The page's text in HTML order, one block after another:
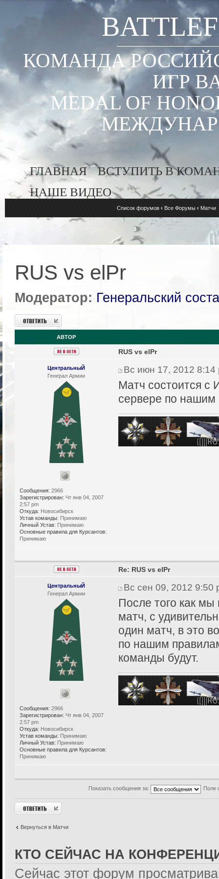
КОМАНДА
ИГР
MEDAL OF
ГЛАВНАЯ
ВСТУПИТЬ В
НАШЕ ВИДЕО
Список форумов ‹ Все Форумы ‹ Матчи
RUS vs elPr
Модератор: Генеральский
Ответить
АВТОР
ЦентральныЙ
Генерал Армии
Сообщения: 2966
Зарегистрирован: Чт янв 04, 2007
2:57 pm
Откуда: Новосибирск
Устав команды: Принимаю
Личный Устав: Принимаю
Основные правила для Курсантов:
Принимаю
RUS vs elPr
Вс июн 17, 2012 8:14
Матч состоится
сервере по нашим
ЦентральныЙ
Генерал Армии
Сообщения: 2966
Зарегистрирован: Чт янв 04, 2007
2:57 pm
Откуда: Новосибирск
Устав команды: Принимаю
Личный Устав: Принимаю
Основные правила для Курсантов:
Принимаю
Re: RUS vs elPr
Вс сен 09, 2012 9:50
После того как мы
матч, с
один матч, в это
по нашим
команды будут.
Показать сообщения за: Поле
Ответить
Вернуться в Матчи
КТО СЕЙЧАС НА
Сейчас этот форум